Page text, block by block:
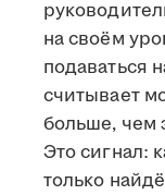
на своём
подаваться
считывает
больше, чем
Это сигнал:
только